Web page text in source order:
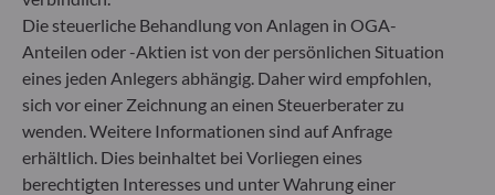
60329 Frankfurt am Main
Deutschland
+49 (0) 69 920 50 0
Von der Bundesanstalt für Finanzdienstleistungsaufsicht
(„BaFin“) zugelassene und beaufsichtigte
Fondsverwaltungsgesellschaft
Handelsregister : HRB 11971 Amtsgericht Düsseldorf
Die steuerliche Behandlung von Anlagen in OGA-
Anteilen oder -Aktien ist von der persönlichen Situation
eines jeden Anlegers abhängig. Daher wird empfohlen,
sich vor einer Zeichnung an einen Steuerberater zu
wenden. Weitere Informationen sind auf Anfrage
erhältlich. Dies beinhaltet bei Vorliegen eines
berechtigten Interesses und unter Wahrung einer